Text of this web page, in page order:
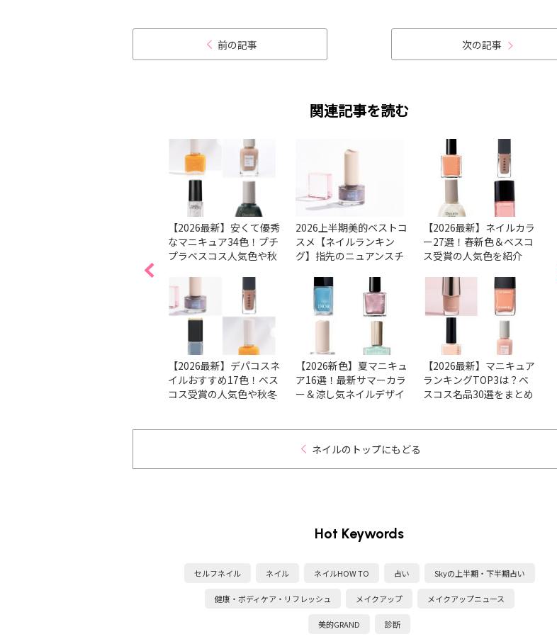
前の記事 次の記事
関連記事を読む
【2026最新】安くて優秀
なマニキュア34色！プチ
プラベスコス人気色や秋
【2026最新】デパコスネ
イルおすすめ17色！ベス
コス受賞の人気色や秋冬
2026上半期美的ベストコ
スメ【ネイルランキン
グ】指先のニュアンスチ
本でかなう♡
【2026新色】夏マニキュ
ア16選！最新サマーカラ
ー＆涼し気ネイルデザイ
【2026最新】ネイルカラ
ー27選！春新色＆ベスコ
ス受賞の人気色を紹介
【2026最新】マニキュア
ランキングTOP3は？ベ
スコス名品30選をまとめ
ネイルのトップにもどる
Hot Keywords
セルフネイル ネイル ネイルHOW TO 占い Skyの上半期・下半期占い
健康・ボディケア・リフレッシュ メイクアップ メイクアップニュース
美的GRAND 診断